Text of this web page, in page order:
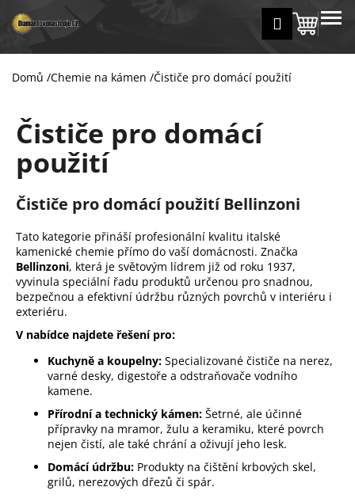
na
obsah
Přihlášení
košík
MENU
Domů /Chemie na kámen /Čističe pro domácí použití
Čističe pro domácí
použití
Čističe pro domácí použití Bellinzoni
Tato kategorie přináší profesionální kvalitu italské
kamenické chemie přímo do vaší domácnosti. Značka
Bellinzoni, která je světovým lídrem již od roku 1937,
vyvinula speciální řadu produktů určenou pro snadnou,
bezpečnou a efektivní údržbu různých povrchů v interiéru i
exteriéru.
V nabídce najdete řešení pro:
Kuchyně a koupelny: Specializované čističe na nerez,
varné desky, digestoře a odstraňovače vodního
kamene.
Přírodní a technický kámen: Šetrné, ale účinné
přípravky na mramor, žulu a keramiku, které povrch
nejen čistí, ale také chrání a oživují jeho lesk.
Domácí údržbu: Produkty na čištění krbových skel,
grilů, nerezových dřezů či spár.
š
Zpět
Zpět
C
p
o
t
ř
e
b
u
j
e
t
e